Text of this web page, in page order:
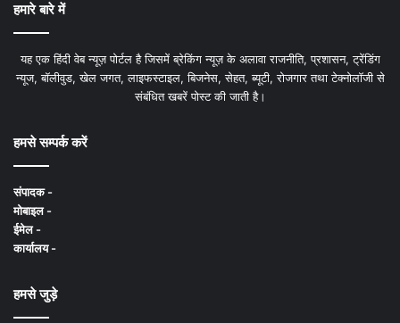
हमारे बारे में
यह एक हिंदी वेब न्यूज़ पोर्टल है जिसमें ब्रेकिंग न्यूज़ के अलावा राजनीति, प्रशासन, ट्रेंडिंग
न्यूज, बॉलीवुड, खेल जगत, लाइफस्टाइल, बिजनेस, सेहत, ब्यूटी, रोजगार तथा टेक्नोलॉजी से
संबंधित खबरें पोस्ट की जाती है।
हमसे सम्पर्क करें
संपादक -
मोबाइल -
ईमेल -
कार्यालय -
हमसे जुड़े